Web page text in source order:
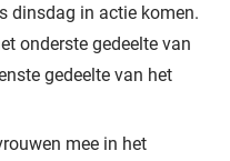
dinsdag in actie komen.
onderste gedeelte van
gedeelte van het
mee in het